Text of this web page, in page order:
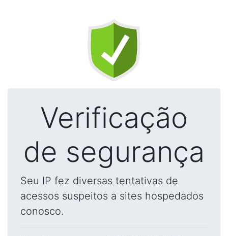
Verificação
de segurança
Seu IP fez diversas tentativas de
acessos suspeitos a sites hospedados
conosco.